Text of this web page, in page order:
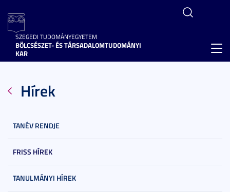
SZEGEDI TUDOMÁNYEGYETEM
BÖLCSÉSZET- ÉS TÁRSADALOMTUDOMÁNYI
KAR
Hírek
TANÉV RENDJE
FRISS HÍREK
TANULMÁNYI HÍREK